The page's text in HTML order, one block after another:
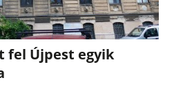
fel Újpest egyik